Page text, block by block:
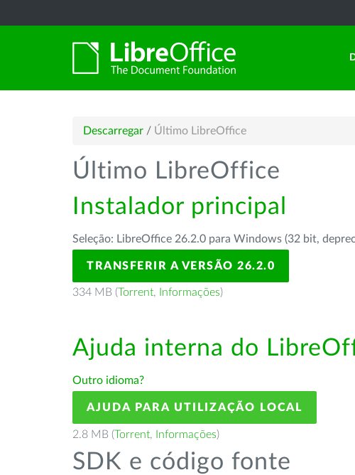
Descarregar / Último LibreOffice
Último LibreOffice
Instalador principal
Seleção: LibreOffice 26.2.0 para Windows (32 bit,
TRANSFERIR A VERSÃO 26.2.0
334 MB (Torrent, Informações)
Ajuda interna do
Outro idioma?
AJUDA PARA UTILIZAÇÃO LOCAL
2.8 MB (Torrent, Informações)
SDK e código fonte